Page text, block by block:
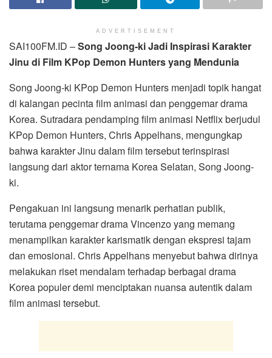
ADVERTISEMENT
SAI100FM.ID –Song Joong-ki Jadi Inspirasi Karakter
Jinu di Film KPop Demon Hunters yang Mendunia
Song Joong-ki KPop Demon Hunters menjadi topik hangat
di kalangan pecinta film animasi dan penggemar drama
Korea. Sutradara pendamping film animasi Netflix berjudul
KPop Demon Hunters, Chris Appelhans, mengungkap
bahwa karakter Jinu dalam film tersebut terinspirasi
langsung dari aktor ternama Korea Selatan, Song Joong-
ki.
Pengakuan ini langsung menarik perhatian publik,
terutama penggemar drama Vincenzo yang memang
menampilkan karakter karismatik dengan ekspresi tajam
dan emosional. Chris Appelhans menyebut bahwa dirinya
melakukan riset mendalam terhadap berbagai drama
Korea populer demi menciptakan nuansa autentik dalam
film animasi tersebut.